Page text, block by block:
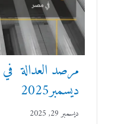
ديسمبر2025
ديسمبر 29, 2025